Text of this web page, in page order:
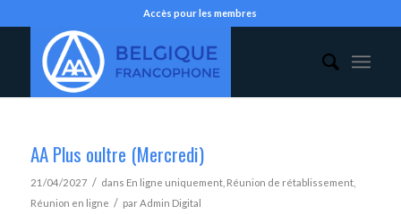
Accès pour les membres
AA Plus oultre (Mercredi)
21/04/2027 / dans En ligne uniquement, Réunion de rétablissement,
Réunion en ligne / parAdmin Digital